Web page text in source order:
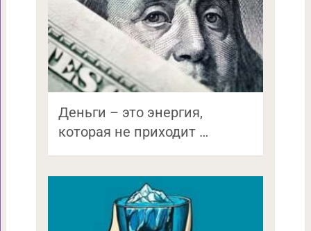
Деньги – это энергия,
которая не приходит …